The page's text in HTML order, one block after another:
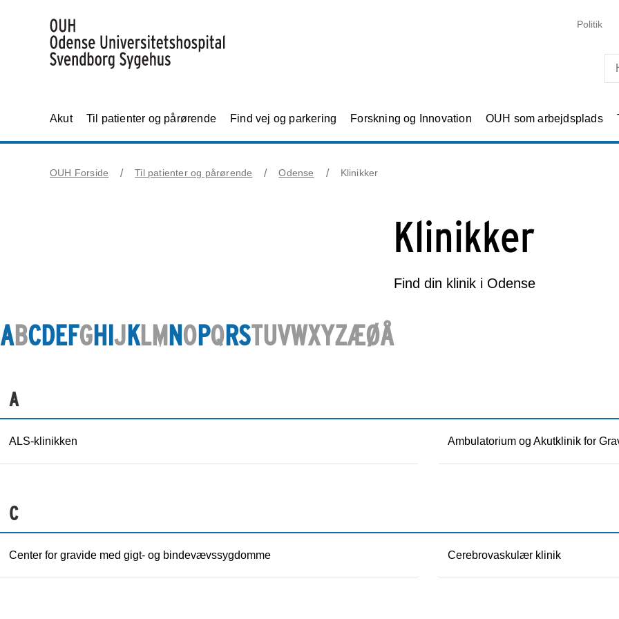
Politik
Akut Til patienter og pårørende Find vej og parkering Forskning og Innovation OUH som arbejdsplads
OUH Forside Til patienter og pårørende Odense Klinikker
Klinikker
Find din klinik i Odense
ABCDEFGHIJKLMNOPQRSTUVWXYZÆØÅ
A
ALS-klinikken Ambulatorium og Akutklinik for
C
Center for gravide med gigt- og bindevævssygdomme Cerebrovaskulær klinik